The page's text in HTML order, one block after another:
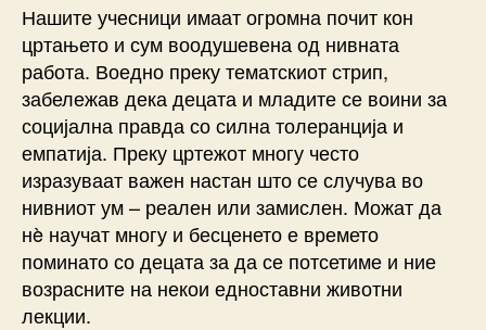
Нашите учесници имаат огромна почит кон
цртањето и сум воодушевена од нивната
работа. Воедно преку тематскиот стрип,
забележав дека децата и младите се воини за
социјална правда со силна толеранција и
емпатија. Преку цртежот многу често
изразуваат важен настан што се случува во
нивниот ум – реален или замислен. Можат да
нè научат многу и бесценето е времето
поминато со децата за да се потсетиме и ние
возрасните на некои едноставни животни
лекции.